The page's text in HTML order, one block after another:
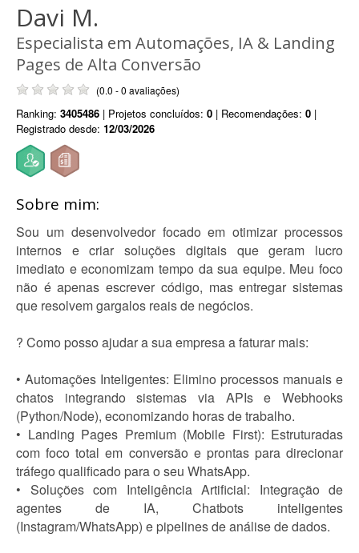
Davi M.
Especialista em Automações, IA & Landing
Pages de Alta Conversão
(0.0 - 0 avaliações)
Ranking: 3405486 | Projetos concluídos: 0 | Recomendações: 0 |
Registrado desde: 12/03/2026
Sobre mim:
Sou um desenvolvedor focado em otimizar processos
internos e criar soluções digitais que geram lucro
imediato e economizam tempo da sua equipe. Meu foco
não é apenas escrever código, mas entregar sistemas
que resolvem gargalos reais de negócios.
? Como posso ajudar a sua empresa a faturar mais:
• Automações Inteligentes: Elimino processos manuais e
chatos integrando sistemas via APIs e Webhooks
(Python/Node), economizando horas de trabalho.
• Landing Pages Premium (Mobile First): Estruturadas
com foco total em conversão e prontas para direcionar
tráfego qualificado para o seu WhatsApp.
• Soluções com Inteligência Artificial: Integração de
agentes de IA, Chatbots inteligentes
(Instagram/WhatsApp) e pipelines de análise de dados.